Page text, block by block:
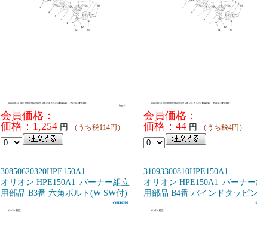
会員価格：
価格：1,254 円 （うち税114円）
会員価格：
価格：44 円 （うち税4円）
30850620320HPE150A1
オリオン HPE150A1_バーナー組立
用部品 B3番 六角ボルト(W SW付)
31093300810HPE150A1
オリオン HPE150A1_バーナ
用部品 B4番 バインドタッピ